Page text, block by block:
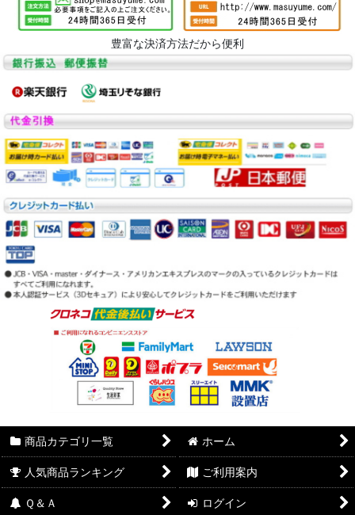
豊富な決済方法だから便利
商品カテゴリ一覧 ホーム
人気商品ランキング ご利用案内
Ｑ＆Ａ ログイン